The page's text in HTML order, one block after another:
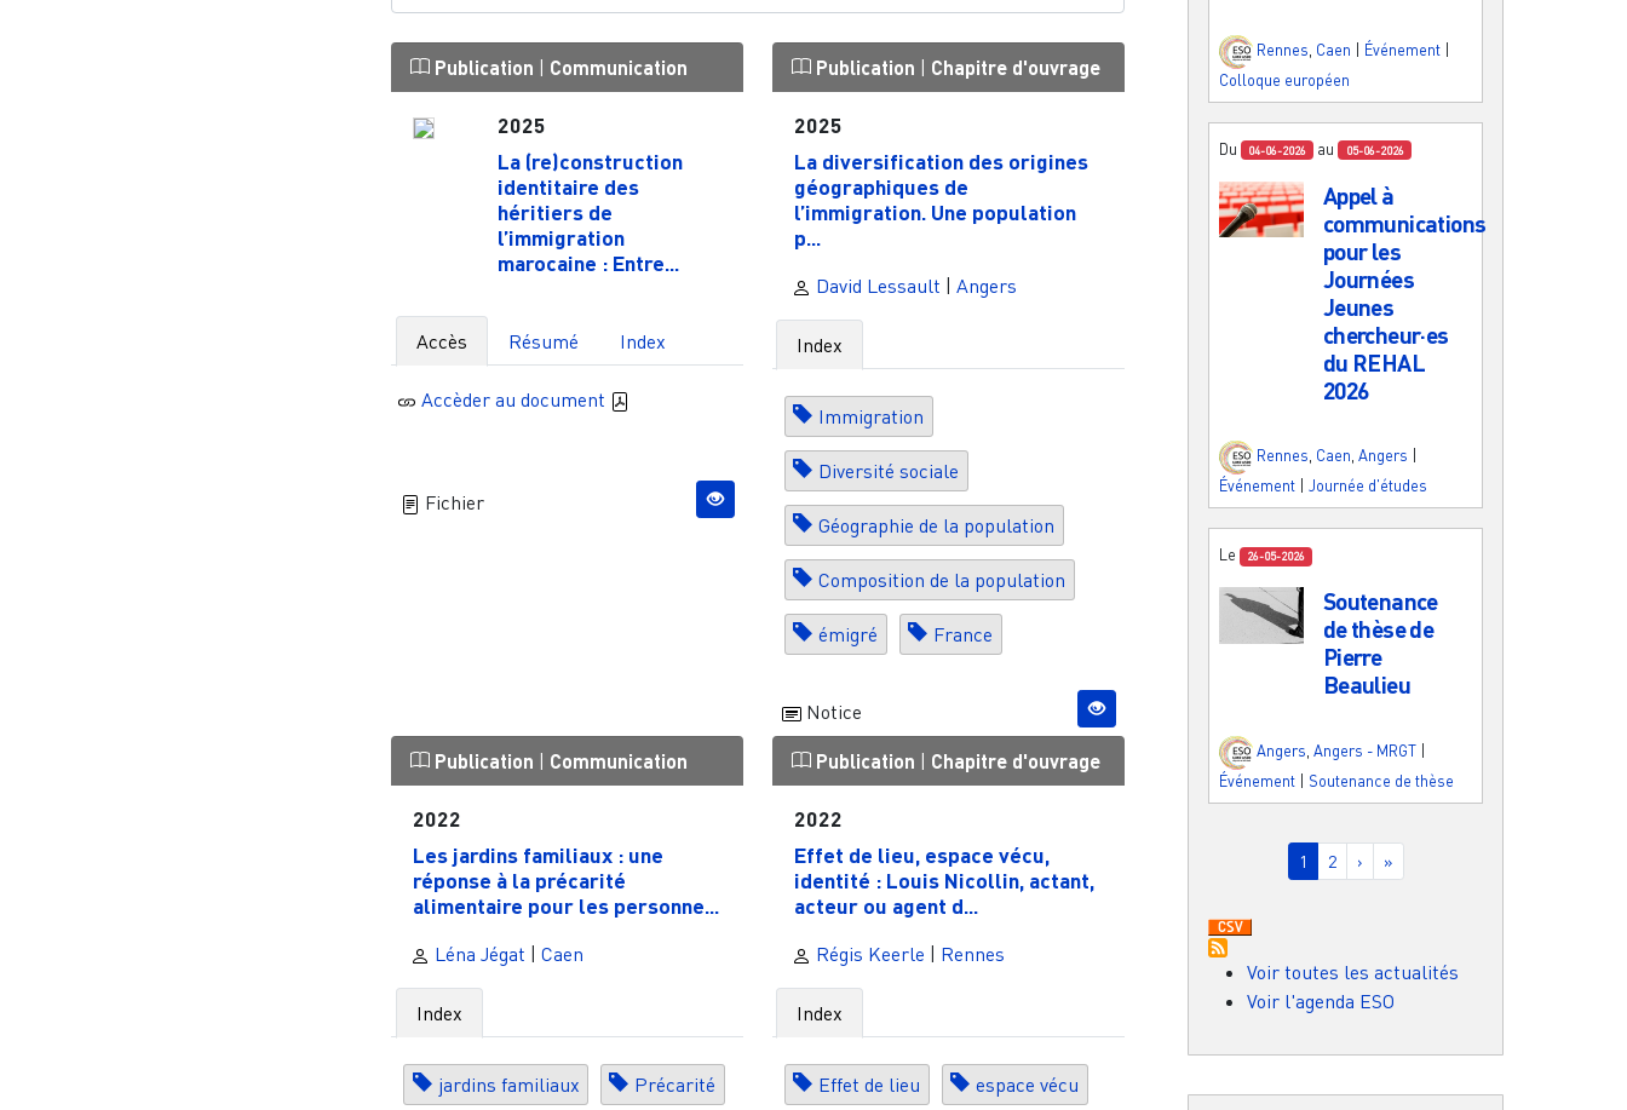
Publication | Communication
2025
La (re)construction
identitaire des
héritiers de
l’immigration
marocaine : Entre...
Accès Résumé Index
Accèder au document
Fichier
Publication | Chapitre d'ouvrage
2025
La diversification des origines
géographiques de
l’immigration. Une population
p...
David Lessault |Angers
Index
Immigration
Diversité sociale
Géographie de la population
Composition de la population
émigré France
Notice
Publication | Communication
2022
Les jardins familiaux : une
réponse à la précarité
alimentaire pour les personne...
Léna Jégat |Caen
Index
jardins familiaux Précarité
Publication | Chapitre d'ouvrage
2022
Effet de lieu, espace vécu,
identité : Louis Nicollin, actant,
acteur ou agent d...
Régis Keerle Rennes
Index
Effet de lieu espace vécu
Rennes Caen Événement
Colloque européen
Du 04-06-2026 au 05-06-2026
Appel à
communications
pour les
Journées
Jeunes
chercheur·es
du REHAL
2026
Rennes, Caen, Angers
Événement
Journée d'études
Le 26-05-2026
Soutenance
de thèse de
Pierre
Beaulieu
Angers Angers - MRGT
Événement | Soutenance de thèse
Pagination
Page courante
1 Page
2 Page suivante
› Dernière page
»
Voir toutes les actualités
Voir l'agenda ESO